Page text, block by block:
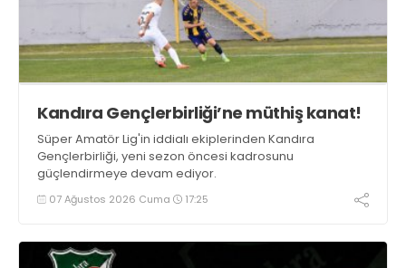
Kandıra Gençlerbirliği’ne müthiş kanat!
Süper Amatör Lig'in iddialı ekiplerinden Kandıra
Gençlerbirliği, yeni sezon öncesi kadrosunu
güçlendirmeye devam ediyor.
07 Ağustos 2026 Cuma 17:25